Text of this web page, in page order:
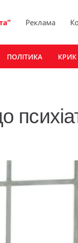
Реклама
ПОЛІТИКА